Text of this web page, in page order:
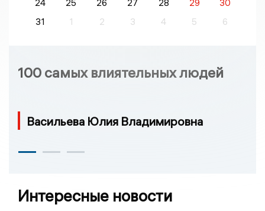
24 25 26 27 28 29
30
31
1 2 3 4 5 6
100 самых влиятельных людей
Васильева Юлия Владимировна
Интересные новости